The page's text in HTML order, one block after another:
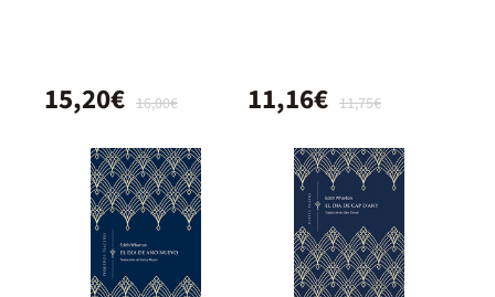
16,00€
15,20€ 11,75€
11,16€